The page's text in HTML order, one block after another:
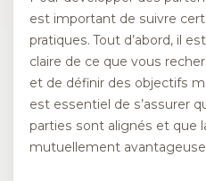
est important de suivre
pratiques. Tout d’abord, il
claire de ce que vous
et de définir des objectifs
est essentiel de s’assurer
parties sont alignés et que
mutuellement